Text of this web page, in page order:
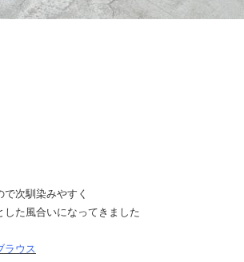
次馴染みやすく
した風合いになってきました
ラウス